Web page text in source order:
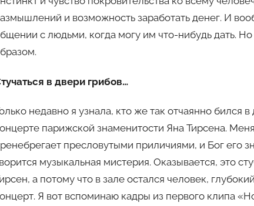
и возможность заработать денег. И
с людьми, когда могу им что-нибудь дать.
в двери грибов…
недавно я узнала, кто же так отчаянно бился
парижской знаменитости Яна Тирсена.
пресловутыми приличиями, и Бог его
музыкальная мистерия. Оказывается, это
а потому что в зале остался человек,
Я вот вспоминаю кадры из первого клипа